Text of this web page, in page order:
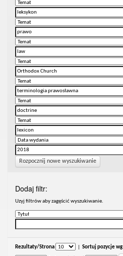
Rozpocznij nowe wyszukiwanie
Dodaj filtr:
Uzyj filtrów aby zagęścić wyszukiwanie.
Rezultaty/Strona Sortuj pozycje wg